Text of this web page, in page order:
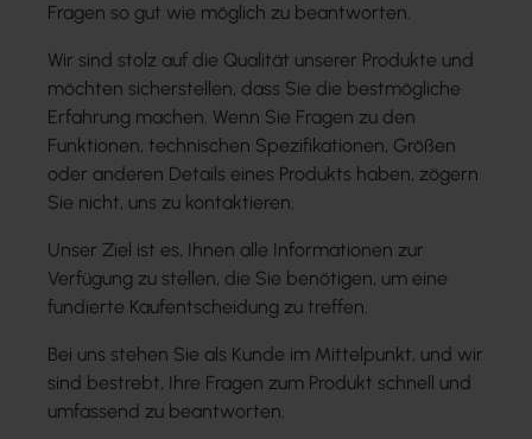
Fragen so gut wie möglich zu beantworten.
Wir sind stolz auf die Qualität unserer Produkte und
möchten sicherstellen, dass Sie die bestmögliche
Erfahrung machen. Wenn Sie Fragen zu den
Funktionen, technischen Spezifikationen, Größen
oder anderen Details eines Produkts haben, zögern
Sie nicht, uns zu kontaktieren.
Unser Ziel ist es, Ihnen alle Informationen zur
Verfügung zu stellen, die Sie benötigen, um eine
fundierte Kaufentscheidung zu treffen.
Bei uns stehen Sie als Kunde im Mittelpunkt, und wir
sind bestrebt, Ihre Fragen zum Produkt schnell und
umfassend zu beantworten.